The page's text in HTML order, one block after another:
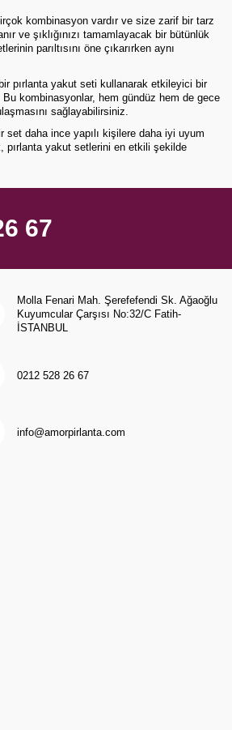
kombinasyon vardır ve size zarif bir tarz
ve şıklığınızı tamamlayacak bir bütünlük
parıltısını öne çıkarırken aynı
pırlanta yakut seti kullanarak etkileyici bir
kombinasyonlar, hem gündüz hem de gece
sağlayabilirsiniz.
daha ince yapılı kişilere daha iyi uyum
pırlanta yakut setlerini en etkili şekilde
67
Molla Fenari Mah. Şerefefendi Sk. Ağaoğlu
Kuyumcular Çarşısı No:32/C Fatih-
İSTANBUL
0212 528 26 67
info@amorpirlanta.com